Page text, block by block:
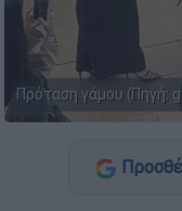
Πρόταση γάμου (Πηγή: